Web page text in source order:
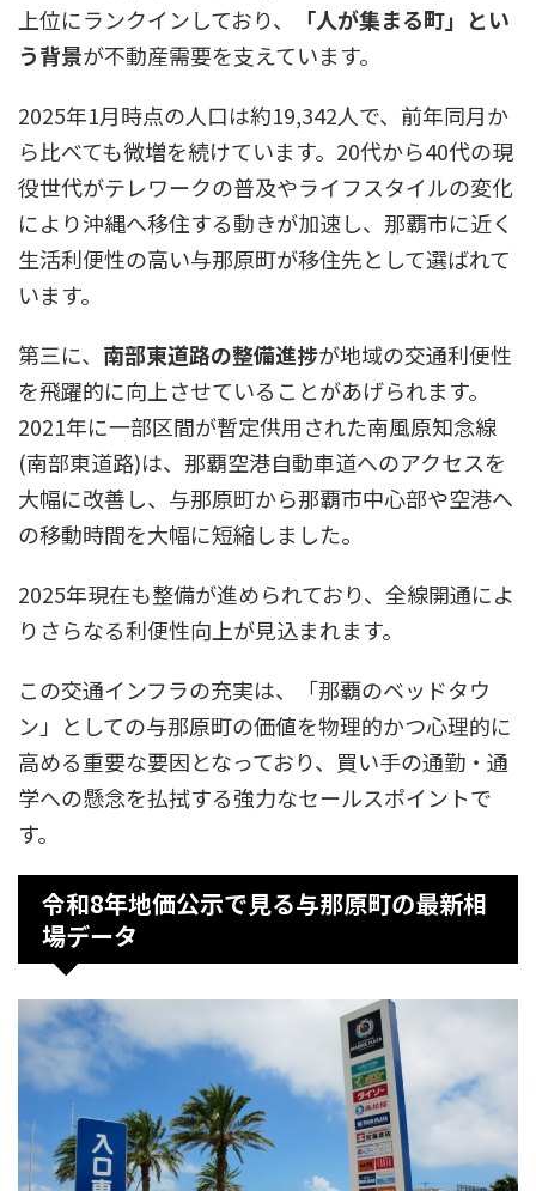
上位にランクインしており、
「人が集まる町」とい
う背景が不動産需要を支えています。
2025年1月時点の人口は約19,342人で、前年同月か
ら比べても微増を続けています。20代から40代の現
役世代がテレワークの普及やライフスタイルの変化
により沖縄へ移住する動きが加速し、那覇市に近く
生活利便性の高い与那原町が移住先として選ばれて
います。​
第三に、 南部東道路の整備進捗が地域の交通利便性
を飛躍的に向上させていることがあげられます。
2021年に一部区間が暫定供用された南風原知念線
(南部東道路)は、那覇空港自動車道へのアクセスを
大幅に改善し、与那原町から那覇市中心部や空港へ
の移動時間を大幅に短縮しました。
2025年現在も整備が進められており、全線開通によ
りさらなる利便性向上が見込まれます。
この交通インフラの充実は、「那覇のベッドタウ
ン」としての与那原町の価値を物理的かつ心理的に
高める重要な要因となっており、買い手の通勤・通
学への懸念を払拭する強力なセールスポイントで
す。​
令和8年地価公示で見る与那原町の最新相
場データ